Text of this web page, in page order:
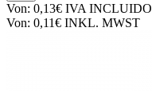
Von: 0,13€ IVA INCLUIDO
Von: 0,11€ INKL. MWST